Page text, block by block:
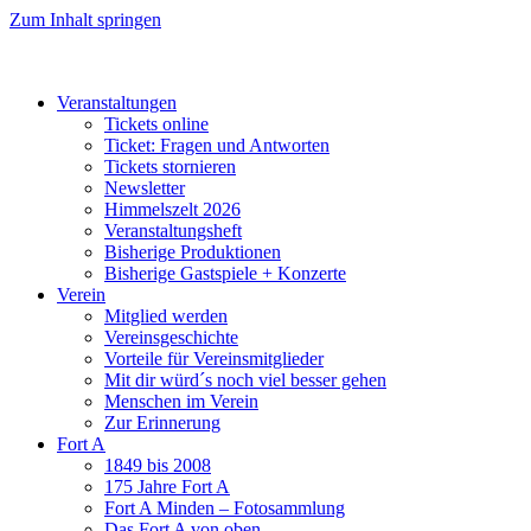
Zum Inhalt springen
Veranstaltungen
Tickets online
Ticket: Fragen und Antworten
Tickets stornieren
Newsletter
Himmelszelt 2026
Veranstaltungsheft
Bisherige Produktionen
Bisherige Gastspiele + Konzerte
Verein
Mitglied werden
Vereinsgeschichte
Vorteile für Vereinsmitglieder
Mit dir würd´s noch viel besser gehen
Menschen im Verein
Zur Erinnerung
Fort A
1849 bis 2008
175 Jahre Fort A
Fort A Minden – Fotosammlung